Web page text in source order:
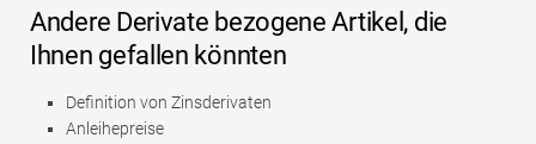
Andere Derivate bezogene Artikel, die
Ihnen gefallen könnten
Definition von Zinsderivaten
Anleihepreise